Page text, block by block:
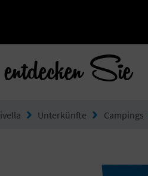
auf youtube
entdecken Sie
Unterkünfte Campings